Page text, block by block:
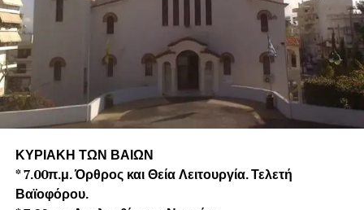
ΚΥΡΙΑΚΗ ΤΩΝ ΒΑΙΩΝ
* 7.00π.μ. Όρθρος και Θεία Λειτουργία. Τελετή
Βαϊοφόρου.